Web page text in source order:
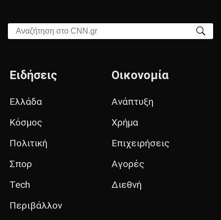
Αναζήτηση στο CNN.gr
Ειδήσεις
Ελλάδα
Κόσμος
Πολιτική
Σπορ
Tech
Περιβάλλον
Οικονομία
Ανάπτυξη
Χρήμα
Επιχειρήσεις
Αγορές
Διεθνή